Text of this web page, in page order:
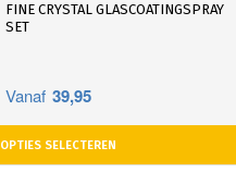
FINE CRYSTAL GLASCOATINGSPRAY
SET
Vanaf 39,95
OPTIES SELECTEREN